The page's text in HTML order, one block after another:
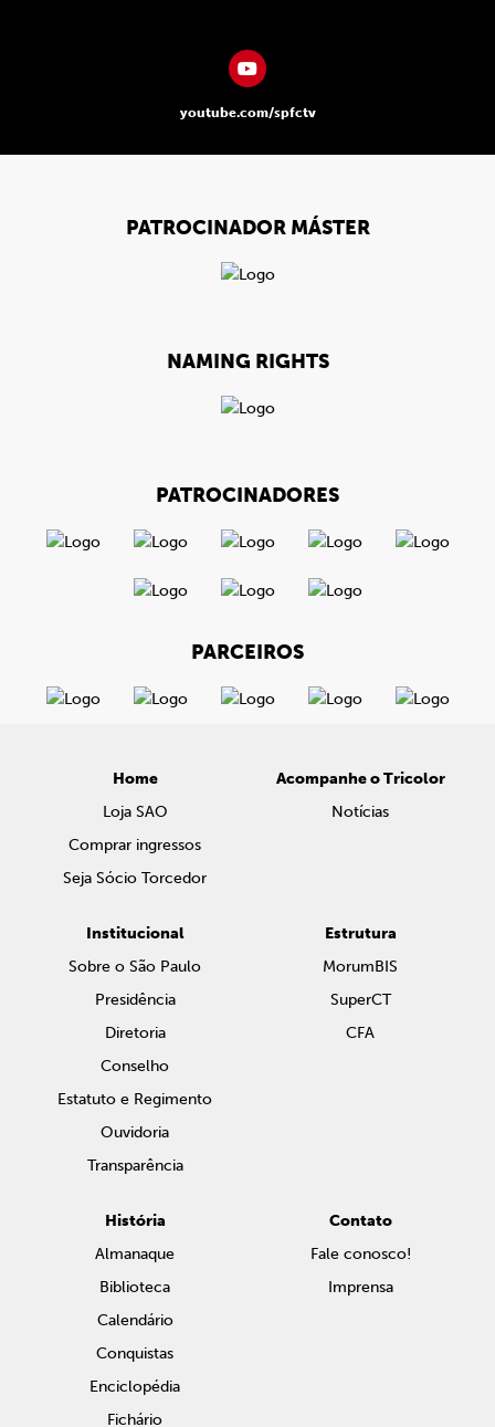
youtube.com/spfctv
PATROCINADOR MÁSTER
NAMING RIGHTS
PATROCINADORES
PARCEIROS
Home
Loja SAO
Comprar ingressos
Seja Sócio Torcedor
Acompanhe o Tricolor
Notícias
Institucional
Sobre o São Paulo
Presidência
Diretoria
Conselho
Estatuto e Regimento
Ouvidoria
Transparência
Estrutura
MorumBIS
SuperCT
CFA
História
Almanaque
Biblioteca
Calendário
Conquistas
Enciclopédia
Fichário
Contato
Fale conosco!
Imprensa